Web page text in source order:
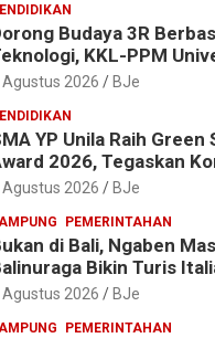
Budaya 3R
KKL-PPM
Kenalkan AI
Agustus 2026 BJe
YP Unila Raih Green
2026, Tegaskan
Sekolah Ramah
Agustus 2026 BJe
PEMERINTAHAN
di Bali, Ngaben
Bikin Turis
Puluhan Ribu
Agustus 2026 BJe
PEMERINTAHAN